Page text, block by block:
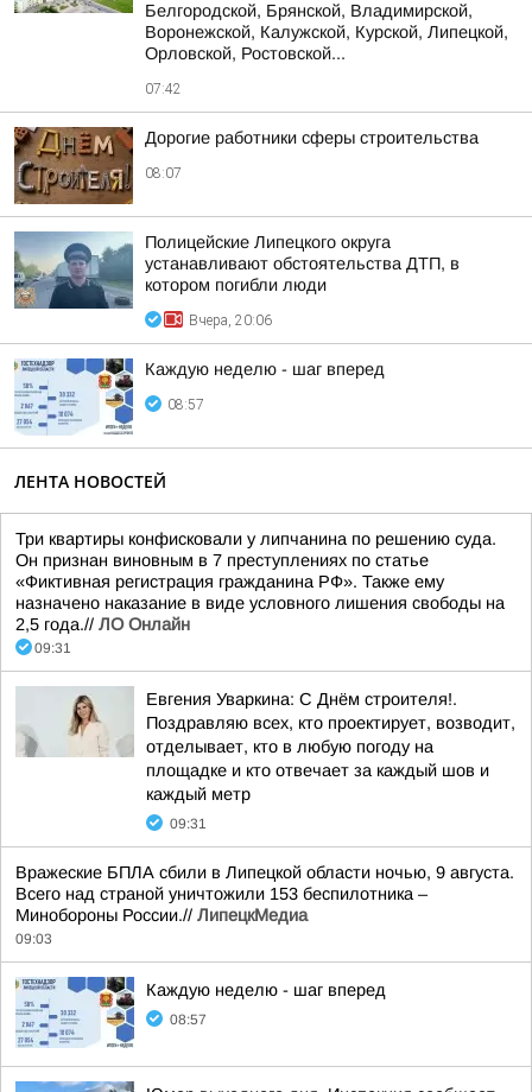
Белгородской, Брянской, Владимирской,
Воронежской, Калужской, Курской, Липецкой,
Орловской, Ростовской...
07:42
Дорогие работники сферы строительства
08:07
Полицейские Липецкого округа
устанавливают обстоятельства ДТП, в
котором погибли люди
Вчера, 20:06
Каждую неделю - шаг вперед
08:57
ЛЕНТА НОВОСТЕЙ
Три квартиры конфисковали у липчанина по решению суда.
Он признан виновным в 7 преступлениях по статье
«Фиктивная регистрация гражданина РФ». Также ему
назначено наказание в виде условного лишения свободы на
2,5 года.// ЛО Онлайн
09:31
Евгения Уваркина: С Днём строителя!.
Поздравляю всех, кто проектирует, возводит,
отделывает, кто в любую погоду на
площадке и кто отвечает за каждый шов и
каждый метр
09:31
Вражеские БПЛА сбили в Липецкой области ночью, 9 августа.
Всего над страной уничтожили 153 беспилотника –
Минобороны России.// ЛипецкМедиа
09:03
Каждую неделю - шаг вперед
08:57